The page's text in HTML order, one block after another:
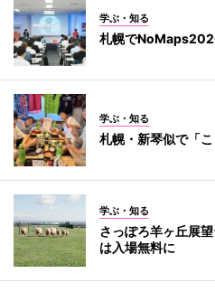
学ぶ・知る
札幌で
学ぶ・知る
札幌・新琴似で「
学ぶ・知る
さっぽろ羊ヶ丘展
は入場無料に